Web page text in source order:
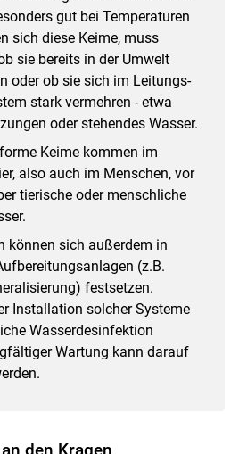
gut bei Temperaturen
sich diese Keime, muss
sie bereits in der Umwelt
oder ob sie sich im Leitungs-
stark vermehren - etwa
oder stehendes Wasser.
Keime kommen im
also auch im Menschen, vor
tierische oder menschliche
können sich außerdem in
(z.B.
festsetzen.
Installation solcher Systeme
Wasserdesinfektion
Wartung kann darauf